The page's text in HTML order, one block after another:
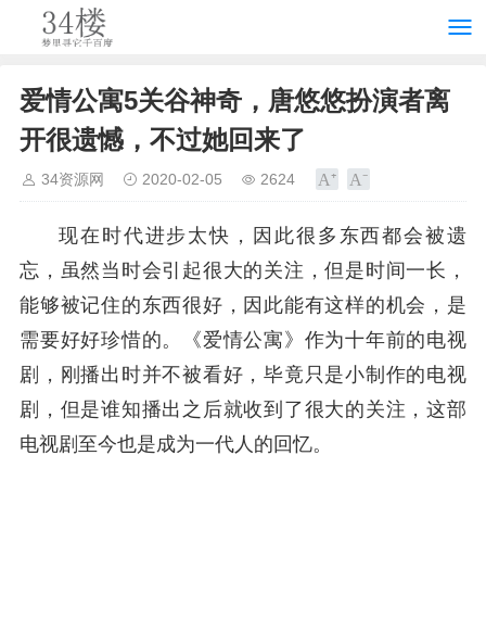
爱情公寓5关谷神奇，唐悠悠扮演者离
开很遗憾，不过她回来了
34资源网 2020-02-05 2624
现在时代进步太快，因此很多东西都会被遗
忘，虽然当时会引起很大的关注，但是时间一长，
能够被记住的东西很好，因此能有这样的机会，是
需要好好珍惜的。《爱情公寓》作为十年前的电视
剧，刚播出时并不被看好，毕竟只是小制作的电视
剧，但是谁知播出之后就收到了很大的关注，这部
电视剧至今也是成为一代人的回忆。